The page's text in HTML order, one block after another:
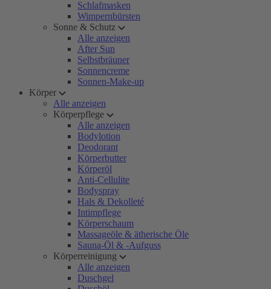
Schlafmasken
Wimpernbürsten
Sonne & Schutz
Alle anzeigen
After Sun
Selbstbräuner
Sonnencreme
Sonnen-Make-up
Körper
Alle anzeigen
Körperpflege
Alle anzeigen
Bodylotion
Deodorant
Körperbutter
Körperöl
Anti-Cellulite
Bodyspray
Hals & Dekolleté
Intimpflege
Körperschaum
Massageöle & ätherische Öle
Sauna-Öl & -Aufguss
Körperreinigung
Alle anzeigen
Duschgel